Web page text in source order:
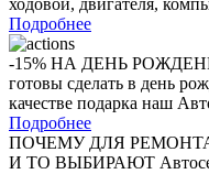
ходовой, двигателя,
Подробнее
-15% НА ДЕНЬ
готовы сделать в день
качестве подарка наш
Подробнее
ПОЧЕМУ ДЛЯ
И ТО ВЫБИРАЮТ